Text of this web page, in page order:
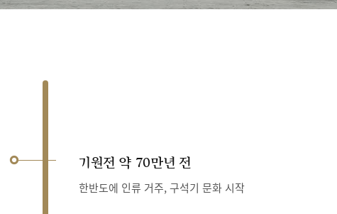
기원전 약 70만년 전
한반도에 인류 거주, 구석기 문화 시작